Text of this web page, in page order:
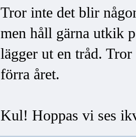
Tror inte det blir
men håll gärna utkik
lägger ut en tråd.
förra året.
Kul! Hoppas vi ses